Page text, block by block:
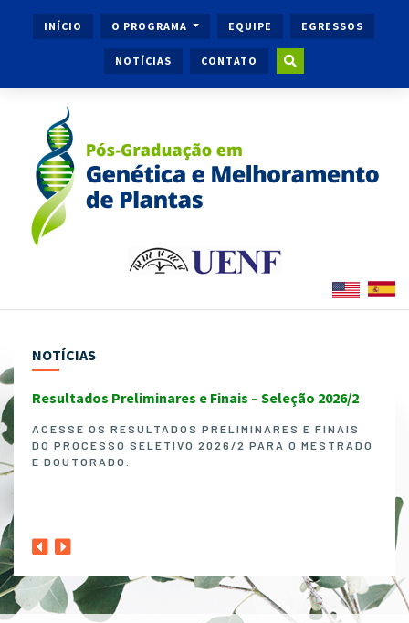
INÍCIO O PROGRAMA EQUIPE EGRESSOS
NOTÍCIAS CONTATO
NOTÍCIAS
Resultados Preliminares e Finais – Seleção 2026/2
ACESSE OS RESULTADOS PRELIMINARES E FINAIS
DO PROCESSO SELETIVO 2026/2 PARA O MESTRADO
E DOUTORADO.
1º